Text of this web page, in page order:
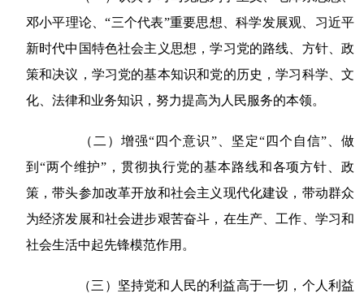
邓小平理论、“三个代表”重要思想、科学发展观、习近平
新时代中国特色社会主义思想，学习党的路线、方针、政
策和决议，学习党的基本知识和党的历史，学习科学、文
化、法律和业务知识，努力提高为人民服务的本领。
（二）增强“四个意识”、坚定“四个自信”、做
到“两个维护”，贯彻执行党的基本路线和各项方针、政
策，带头参加改革开放和社会主义现代化建设，带动群众
为经济发展和社会进步艰苦奋斗，在生产、工作、学习和
社会生活中起先锋模范作用。
（三）坚持党和人民的利益高于一切，个人利益